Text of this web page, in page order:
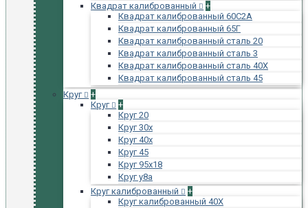
Квадрат калиброванный
+
Квадрат калиброванный 60С2А
Квадрат калиброванный 65Г
Квадрат калиброванный сталь 20
Квадрат калиброванный сталь 3
Квадрат калиброванный сталь 40Х
Квадрат калиброванный сталь 45
Круг
+
Круг
+
Круг 20
Круг 30х
Круг 40х
Круг 45
Круг 95х18
Круг у8а
Круг калиброванный
+
Круг калиброванный 40Х